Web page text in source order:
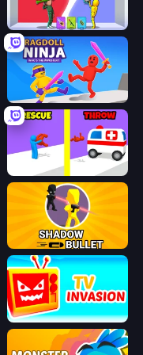
Who Dies Last?
Ragdoll Ninja: Imposter Hero
Rescue Throw
Shadow Bullet
TV Invasion